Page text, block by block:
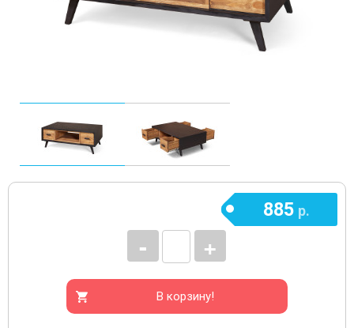
+
-
885 р.
В корзину!